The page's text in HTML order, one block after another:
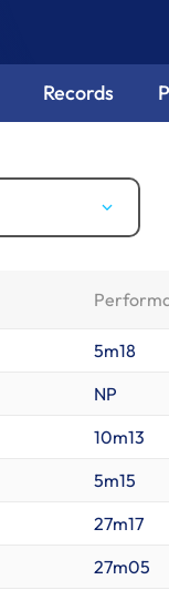
Records
5m18
NP
10m13
5m15
27m17
27m05